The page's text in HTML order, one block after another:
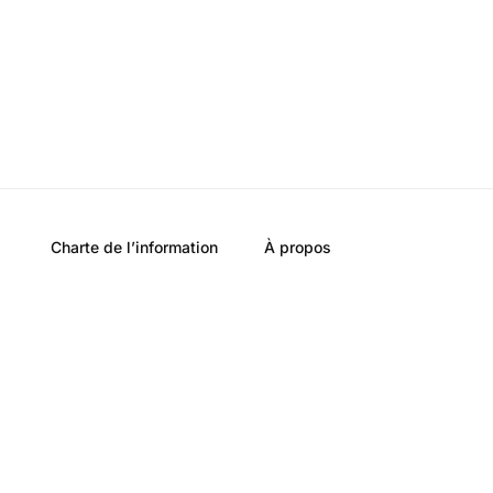
Charte de l’information À propos